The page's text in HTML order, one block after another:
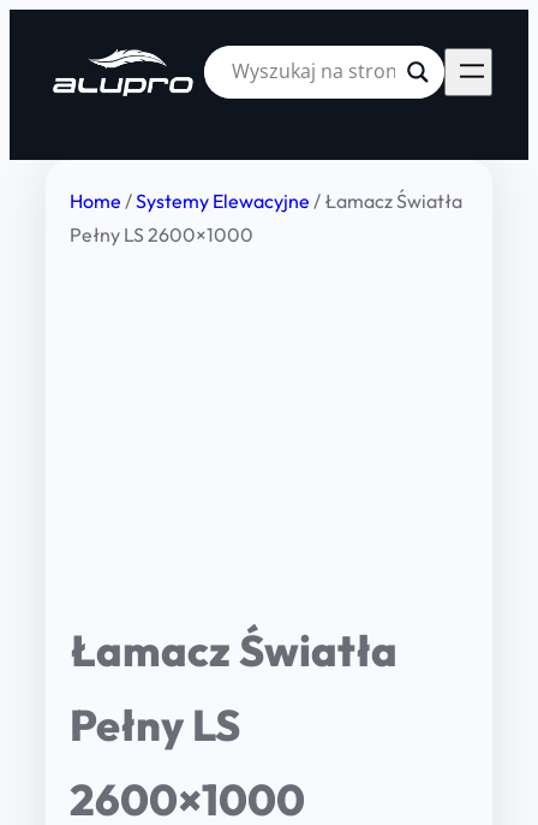
Home /Systemy Elewacyjne / Łamacz Światła
Pełny LS 2600×1000
Łamacz Światła
Pełny LS
2600×1000